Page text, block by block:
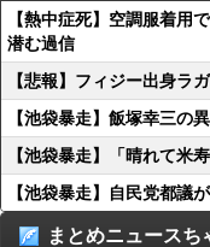
【熱中症死】空調服着用
潜む過信
【悲報】フィジー出身ラ
【池袋暴走】飯塚幸三の
【池袋暴走】「晴れて米
【池袋暴走】自民党都議
まとめニュースち